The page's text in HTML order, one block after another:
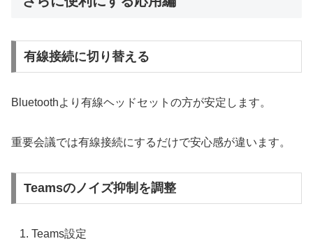
有線接続に切り替える
Bluetoothより有線ヘッドセットの方が安定します。
重要会議では有線接続にするだけで安心感が違います。
Teamsのノイズ抑制を調整
Teams設定